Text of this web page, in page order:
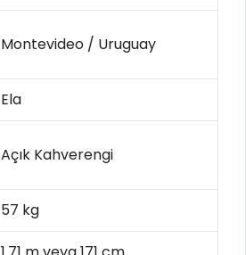
Montevideo / Uruguay
Ela
Açık Kahverengi
57 kg